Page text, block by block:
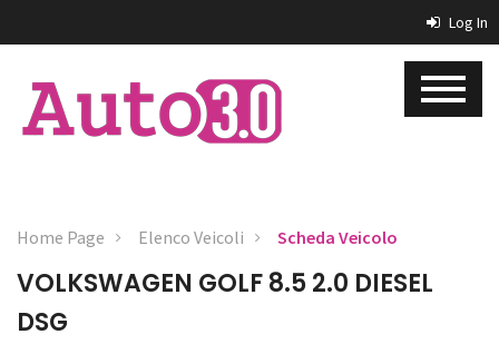
Log In
Home Page Elenco Veicoli Scheda Veicolo
VOLKSWAGEN GOLF 8.5 2.0 DIESEL
DSG